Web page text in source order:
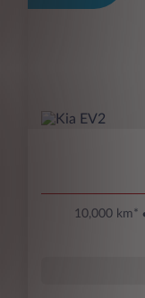
10,000 km*